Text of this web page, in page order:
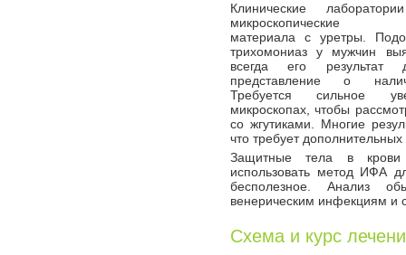
Клинические
микроскопические
материала с уретры.
трихомониаз у мужчин
всегда его результат
представление о
Требуется сильное
микроскопах, чтобы
со жгутиками. Многие
что требует
Защитные тела в крови
использовать метод ИФА
бесполезное. Анализ
венерическим инфекциям и
Схема и курс